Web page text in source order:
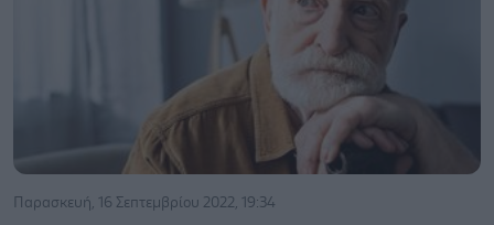
Παρασκευή, 16 Σεπτεμβρίου 2022, 19:34